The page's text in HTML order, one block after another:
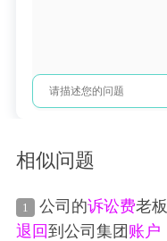
相似问题
1 公司的诉讼费老板
退回到公司集团 账户